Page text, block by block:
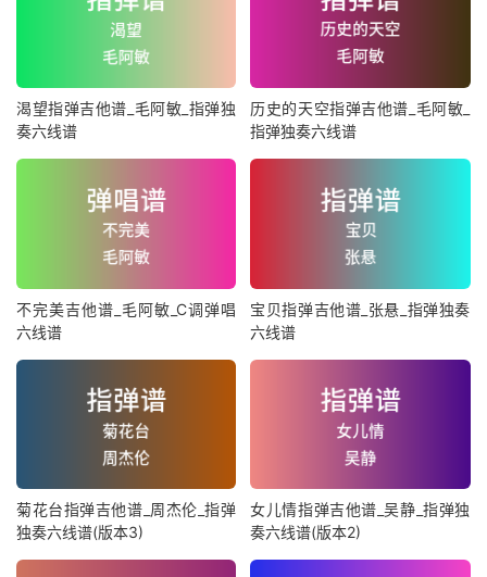
渴望指弹吉他谱_毛阿敏_指弹独
奏六线谱
历史的天空指弹吉他谱_毛阿敏_
指弹独奏六线谱
不完美吉他谱_毛阿敏_C调弹唱
六线谱
宝贝指弹吉他谱_张悬_指弹独奏
六线谱
菊花台指弹吉他谱_周杰伦_指弹
独奏六线谱(版本3)
女儿情指弹吉他谱_吴静_指弹独
奏六线谱(版本2)